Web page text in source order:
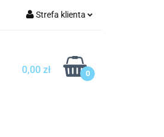
Strefa klienta
Zarejestruj się
Dodaj zgłoszenie
0,00 zł 0